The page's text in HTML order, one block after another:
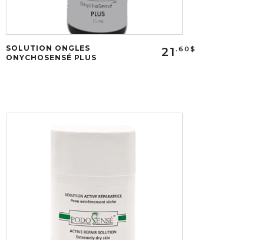
SOLUTION ONGLES
ONYCHOSENSÉ PLUS
21 .60$